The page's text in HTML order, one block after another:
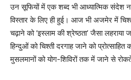
उन सूफियों में एक शब्द भी आध्यात्मिक संदेश
विस्तार के लिए ही हुई। आज भी अजमेर में
चढ़ाने को ‘इस्लाम की श्रेष्ठता’ जैसा लहराया
हिन्दुओं को चिश्ती दरगाह जाने को
मुसलमानों को योग-शिविरों तक में जाने से